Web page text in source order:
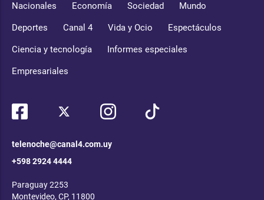
Nacionales Economía Sociedad Mundo
Deportes Canal 4 Vida y Ocio Espectáculos
Ciencia y tecnología Informes especiales
Empresariales
telenoche@canal4.com.uy
+598 2924 4444
Paraguay 2253
Montevideo, CP, 11800